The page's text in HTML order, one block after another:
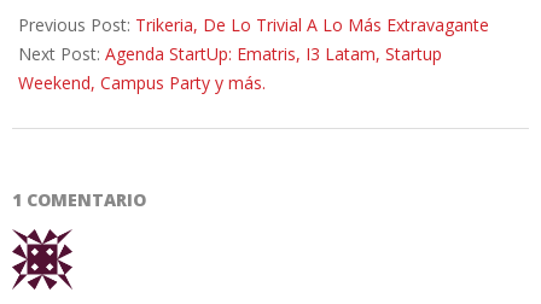
06-
06
Previous Post: Trikeria, De Lo Trivial A Lo Más Extravagante
Next Post: Agenda StartUp: Ematris, I3 Latam, Startup
Weekend, Campus Party y más.
1 COMENTARIO